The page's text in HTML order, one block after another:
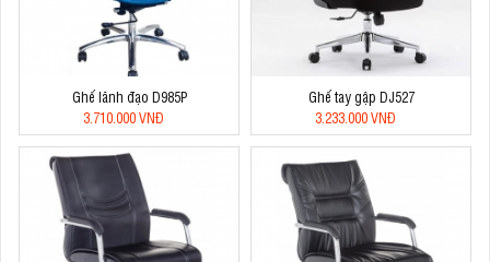
Ghế lãnh đạo D985P
3.710.000 VNĐ
Ghế tay gập DJ527
3.233.000 VNĐ